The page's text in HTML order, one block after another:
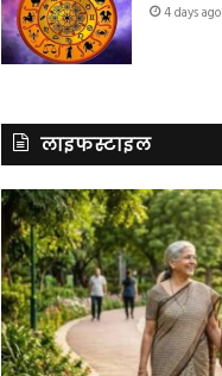
4 days ago
लाइफस्टाइल